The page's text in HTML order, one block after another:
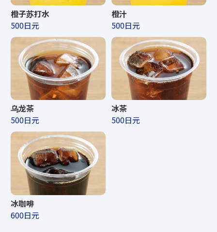
橙子苏打水
500日元
橙汁
500日元
乌龙茶
500日元
冰茶
500日元
冰咖啡
600日元
营业时间
TENGUU CAFE &
SHOP
营业期间
2026年4月25日（星期六）～2026年11月